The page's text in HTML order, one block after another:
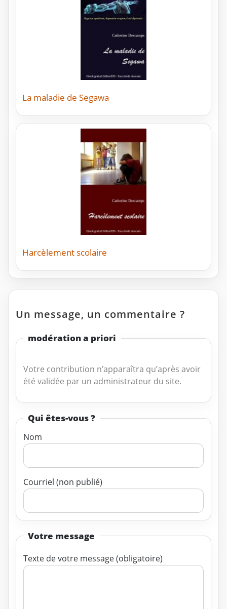
La maladie de Segawa
Harcèlement scolaire
Un message, un commentaire ?
modération a priori
Votre contribution n’apparaîtra qu’après avoir
été validée par un administrateur du site.
Qui êtes-vous ?
Nom
Courriel (non publié)
Votre message
Texte de votre message (obligatoire)